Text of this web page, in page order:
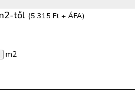
től (5 315 Ft + ÁFA)
m2